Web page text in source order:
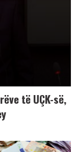
të UÇK-së,